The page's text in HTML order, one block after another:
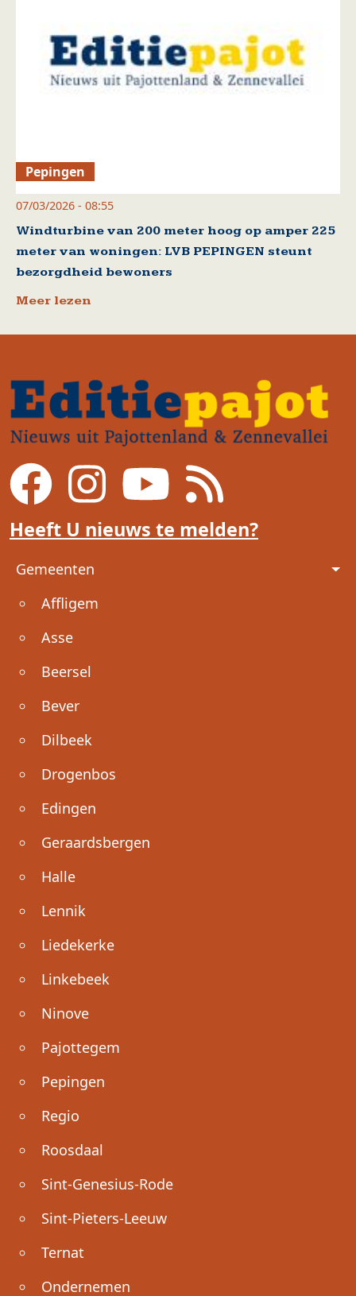
Pepingen
07/03/2026 - 08:55
Windturbine van 200 meter hoog op amper 225
meter van woningen: LVB PEPINGEN steunt
bezorgdheid bewoners
Meer lezen
Heeft U nieuws te melden?
Voet
Gemeenten
Affligem
Asse
Beersel
Bever
Dilbeek
Drogenbos
Edingen
Geraardsbergen
Halle
Lennik
Liedekerke
Linkebeek
Ninove
Pajottegem
Pepingen
Regio
Roosdaal
Sint-Genesius-Rode
Sint-Pieters-Leeuw
Ternat
Ondernemen